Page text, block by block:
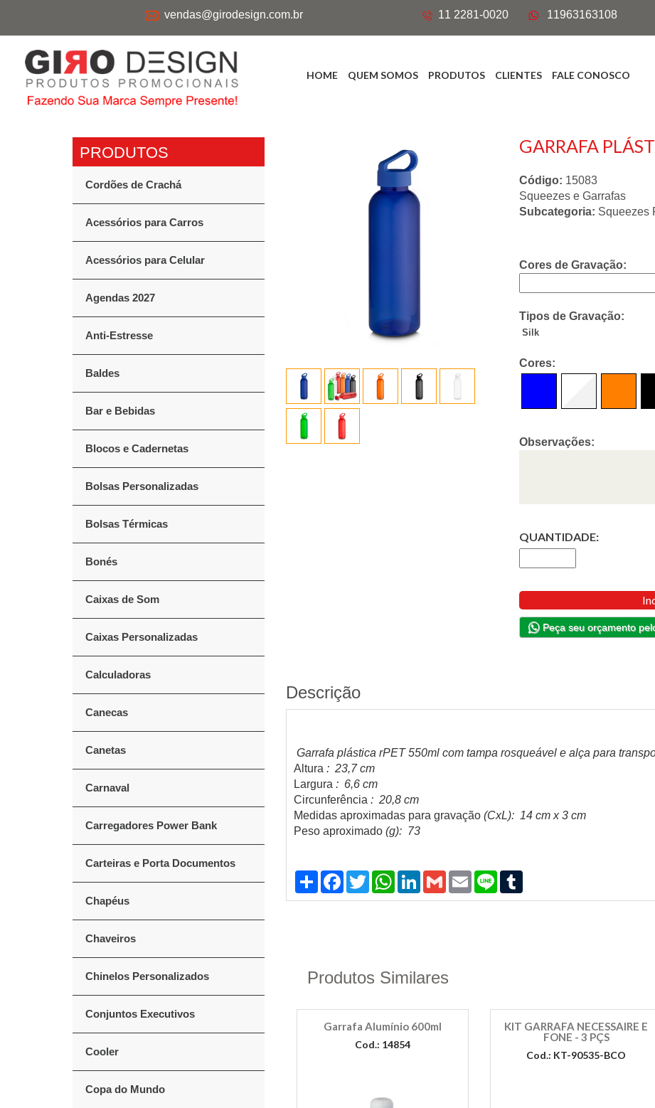
vendas@girodesign.com.br 11 2281-0020 11963163108
HOME QUEM SOMOS PRODUTOS CLIENTES FALE CONOSCO
Cordões de Crachá
Acessórios para Carros
Acessórios para Celular
Agendas 2027
Anti-Estresse
Baldes
Bar e Bebidas
Blocos e Cadernetas
Bolsas Personalizadas
Bolsas Térmicas
Bonés
Caixas de Som
Caixas Personalizadas
Calculadoras
Canecas
Canetas
Carnaval
Carregadores Power Bank
Carteiras e Porta Documentos
Chapéus
Chaveiros
Chinelos Personalizados
Conjuntos Executivos
Cooler
Copa do Mundo
GARRAFA
Código: 15083
Squeezes e Garrafas
Subcategoria: Squeezes
Cores de Gravação:
Tipos de Gravação:
Silk
Cores:
Observações:
QUANTIDADE:
Peça seu orçamento
Descrição
Garrafa plástica rPET 550ml com tampa rosqueável e alça para
Altura : 23,7 cm
Largura : 6,6 cm
Circunferência : 20,8 cm
Medidas aproximadas para gravação (CxL): 14 cm x 3 cm
Peso aproximado (g): 73
Compartilhar
Facebook
TwitterWhatsApp
LinkedIn
GmailEmailLine
Produtos Similares
Garrafa Alumínio 600ml
Cod.: 14854
KIT GARRAFA NECESSAIRE E
FONE - 3 PÇS
Cod.: KT-90535-BCO